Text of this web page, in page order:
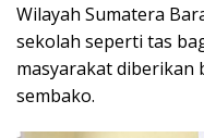
Wilayah Sumatera
sekolah seperti tas
masyarakat diberikan
sembako.